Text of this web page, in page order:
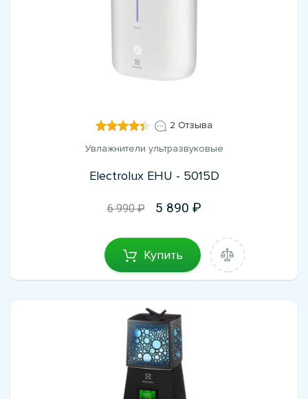
2 Отзыва
Увлажнители ультразвуковые
Electrolux EHU - 5015D
6 990 ₽ 5 890
Купить